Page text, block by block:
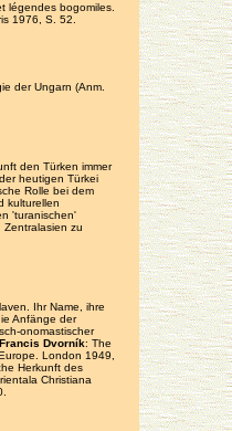
légendes bogomiles.
1976, S. 52.
der Ungarn (Anm.
den Türken immer
heutigen Türkei
Rolle bei dem
kulturellen
'turanischen'
Zentralasien zu
Ihr Name, ihre
Anfänge der
onomastischer
Francis Dvorník: The
London 1949,
Herkunft des
Christiana